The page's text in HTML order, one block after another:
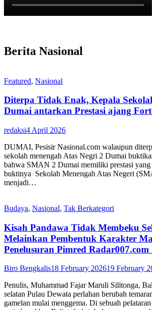
Berita Nasional
Featured, Nasional
Diterpa Tidak Enak, Kepala
Dumai antarkan Prestasi ajang
redaksi4 April 2026
DUMAI, Pesisir Nasional.com walaupun
sekolah menengah Atas Negri 2 Dumai
bahwa SMAN 2 Dumai memiliki prestasi
buktinya Sekolah Menengah Atas Negeri
menjadi…
Budaya, Nasional, Tak Berkategori
Kisah Pandawa Tidak Membeku
Melainkan Pembentuk Karakter
Penelusuran Pimred
Biro Bengkalis18 February 202619 February
Penulis, Muhammad Fajar Maruli Silitonga,
selatan Pulau Dewata perlahan berubah
gamelan mulai menggema. Di sebuah